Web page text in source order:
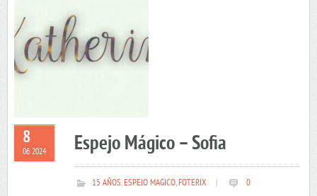
8
06 2024 Espejo Mágico – Sofia
15 AÑOS,ESPEJO MAGICO,FOTERIX 0